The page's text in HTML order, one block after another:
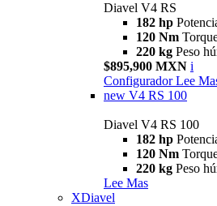
Diavel V4 RS
182 hp
120 Nm
220 kg Peso
$895,900 MXN i
Configurador Lee
new V4 RS 100
Diavel V4 RS 100
182 hp
120 Nm
220 kg Peso
Lee Mas
XDiavel